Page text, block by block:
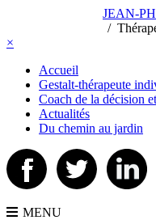
JEAN-
//
×
Accueil
Gestalt-thérapeute
Coach de la décision
Actualités
Du chemin au jardin
MENU